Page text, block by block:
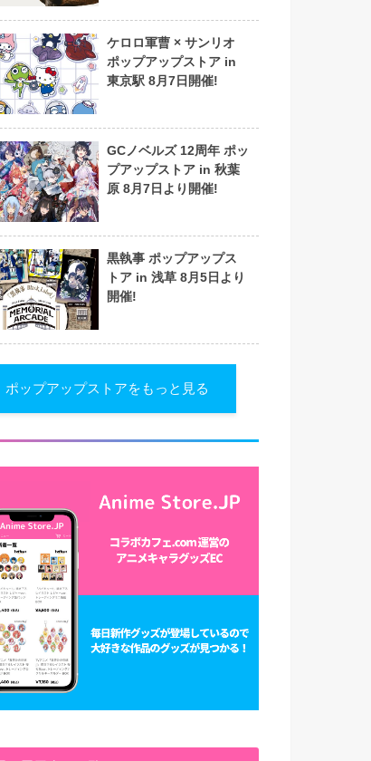
ケロロ軍曹 × サンリオ
ポップアップストア in
東京駅 8月7日開催!
GCノベルズ 12周年 ポッ
プアップストア in 秋葉
原 8月7日より開催!
黒執事 ポップアップス
トア in 浅草 8月5日より
開催!
ポップアップストアをもっと見る